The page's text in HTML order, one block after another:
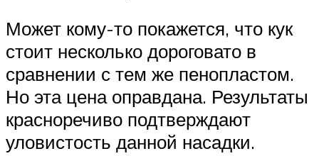
Может кому-то покажется, что кук
стоит несколько дороговато в
сравнении с тем же пенопластом.
Но эта цена оправдана. Результаты
красноречиво подтверждают
уловистость данной насадки.